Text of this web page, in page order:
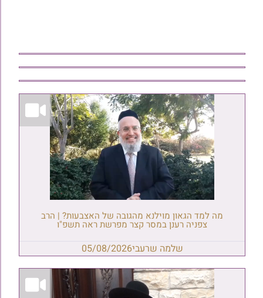
מה למד הגאון מוילנא מהגובה של האצבעות? | הרב
צפניה רענן במסר קצר מפרשת ראה תשפ"ו
שלמה שרעבי05/08/2026